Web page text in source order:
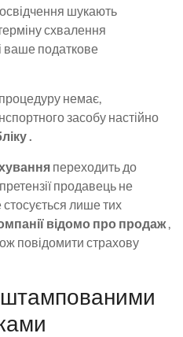
шукають
схвалення
ваше податкове
немає,
засобу настійно
.
переходить до
продавець не
стосується лише тих
відомо про продаж,
повідомити страхову